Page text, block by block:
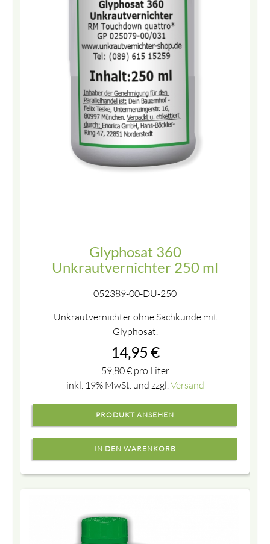
Glyphosat 360
Unkrautvernichter 250 ml
052389-00-DU-250
Unkrautvernichter ohne Sachkunde mit
Glyphosat.
14,95 €
59,80€pro Liter
inkl. 19% MwSt. und zzgl.Versand
PRODUKT ANSEHEN